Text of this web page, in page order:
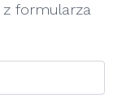
formularza